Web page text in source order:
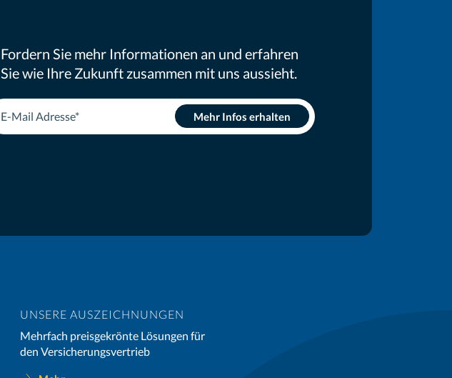
Fordern Sie mehr Informationen an und erfahren
Sie wie Ihre Zukunft zusammen mit uns aussieht.
UNSERE AUSZEICHNUNGEN
Mehrfach preisgekrönte Lösungen für
den Versicherungsvertrieb